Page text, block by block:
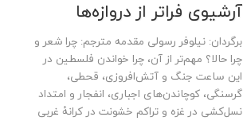
آرشیوی فراتر از دروازه‌ها
برگردان: نیلوفر رسولی مقدمه مترجم: چرا شعر و
چرا حالا؟ مهم‌تر از آن، چرا خواندن فلسطین در
این ساعت جنگ ‌و آتش‌افروزی، قحطی،
گرسنگی، کوچاندن‌های اجباری، انفجار و امتداد
نسل‌کشی در غزه و تراکم خشونت در کرانۀ غربی